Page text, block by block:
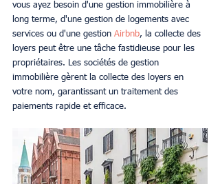
vous ayez besoin d'une gestion immobilière à
long terme, d'une gestion de logements avec
services ou d'une gestion Airbnb, la collecte des
loyers peut être une tâche fastidieuse pour les
propriétaires. Les sociétés de gestion
immobilière gèrent la collecte des loyers en
votre nom, garantissant un traitement des
paiements rapide et efficace.